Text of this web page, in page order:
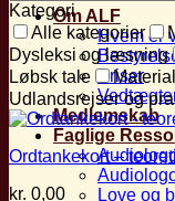
Om ALF
Hvem er
Priser
Medlemskab
Faglige
Love og
Kategori
Alle kategorier
Dysleksi og læsning
Løbsk tale
Udlandsrejser og
Ordtankekort –
kr. 0,00